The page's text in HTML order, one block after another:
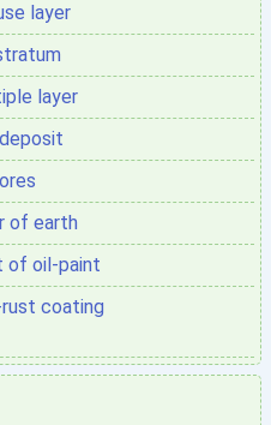
layer
layer
of earth
of oil-paint
coating